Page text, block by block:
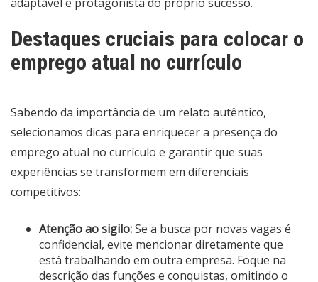
adaptável e protagonista do próprio sucesso.
Destaques cruciais para colocar o
emprego atual no currículo
Sabendo da importância de um relato autêntico,
selecionamos dicas para enriquecer a presença do
emprego atual no currículo e garantir que suas
experiências se transformem em diferenciais
competitivos:
Atenção ao sigilo:Se a busca por novas vagas é
confidencial, evite mencionar diretamente que
está trabalhando em outra empresa. Foque na
descrição das funções e conquistas, omitindo o